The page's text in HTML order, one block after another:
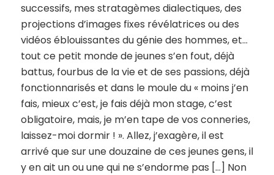
successifs, mes stratagèmes dialectiques, des
projections d’images fixes révélatrices ou des
vidéos éblouissantes du génie des hommes, et…
tout ce petit monde de jeunes s’en fout, déjà
battus, fourbus de la vie et de ses passions, déjà
fonctionnarisés et dans le moule du « moins j’en
fais, mieux c’est, je fais déjà mon stage, c’est
obligatoire, mais, je m’en tape de vos conneries,
laissez-moi dormir ! ». Allez, j’exagère, il est
arrivé que sur une douzaine de ces jeunes gens, il
y en ait un ou une qui ne s’endorme pas […] Non